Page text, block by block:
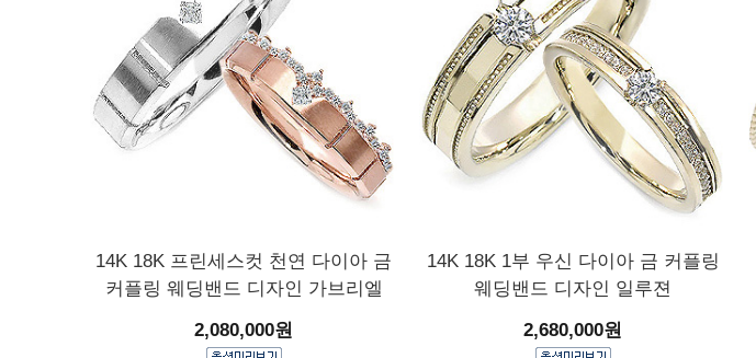
14K 18K 프린세스컷 천연 다이아 금
커플링 웨딩밴드 디자인 가브리엘
2,080,000원
14K 18K 1부 우신 다이아 금 커플링
웨딩밴드 디자인 일루젼
2,680,000원